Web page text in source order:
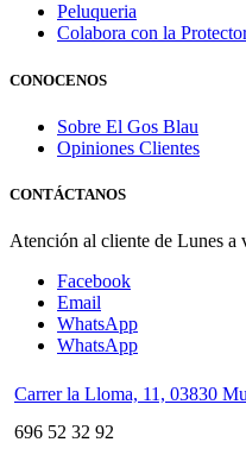
Peluqueria
Colabora con la
CONOCENOS
Sobre El Gos Blau
Opiniones Clientes
CONTÁCTANOS
Atención al cliente de Lunes a
Facebook
Email
WhatsApp
WhatsApp
Carrer la Lloma, 11, 03830
696 52 32 92